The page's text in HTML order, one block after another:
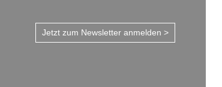
Jetzt zum Newsletter anmelden >